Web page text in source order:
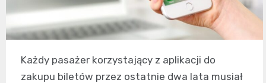
Każdy pasażer korzystający z aplikacji do
zakupu biletów przez ostatnie dwa lata musiał